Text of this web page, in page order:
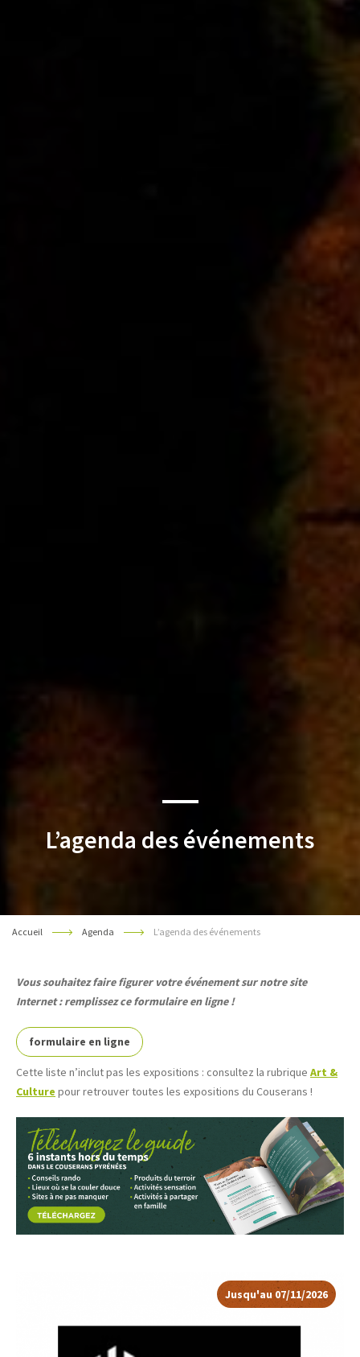
L’agenda des événements
Accueil Agenda L’agenda des événements
Vous souhaitez faire figurer votre événement sur notre site
Internet : remplissez ce formulaire en ligne !
formulaire en ligne
Cette liste n’inclut pas les expositions : consultez la rubrique Art &
Culture pour retrouver toutes les expositions du Couserans !
Jusqu'au 07/11/2026